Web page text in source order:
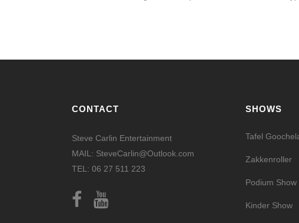
CONTACT
Steve Carlin Entertainment
MAIL: SteveCarlin@Outlook.com
TEL: 06 27 511 223
SHOWS
Tafel
Zakkenroller
Podium Show
Kinder Show